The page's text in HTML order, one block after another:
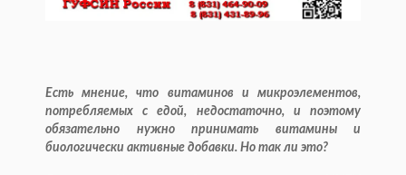
Есть мнение, что витаминов и микроэлементов,
потребляемых с едой, недостаточно, и поэтому
обязательно нужно принимать витамины и
биологически активные добавки. Но так ли это?